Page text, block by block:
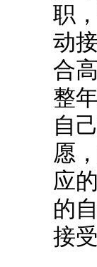
职
动
合
整
自
愿
应
的
接